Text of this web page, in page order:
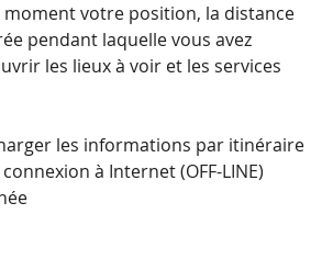
votre position, la distance
pendant laquelle vous avez
les lieux à voir et les services
les informations par itinéraire
à Internet (OFF-LINE)